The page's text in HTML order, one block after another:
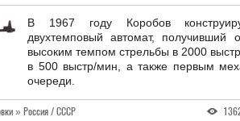
В 1967 году Коробов
двухтемповый автомат, получивший
высоким темпом стрельбы в 2000
в 500 выстр/мин, а также первым
очереди.
» Россия / СССР